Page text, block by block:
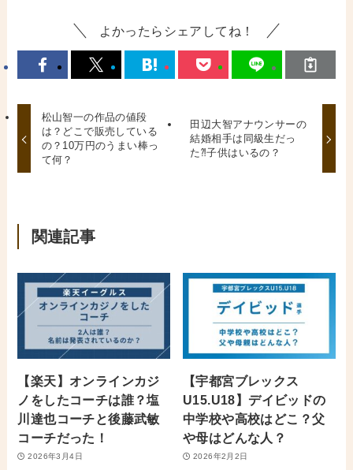
よかったらシェアしてね！
松山智一の作品の値段
は？どこで販売している
の？10万円のうまい棒っ
て何？
田辺大智アナウンサーの
結婚相手は同級生だっ
た⁈子供はいるの？
関連記事
【楽天】オンラインカジ
ノをしたコーチは誰？塩
川達也コーチと後藤武敏
コーチだった！
2026年3月4日
【宇都宮ブレックス
U15.U18】デイビッドの
中学校や高校はどこ？父
や母はどんな人？
2026年2月2日